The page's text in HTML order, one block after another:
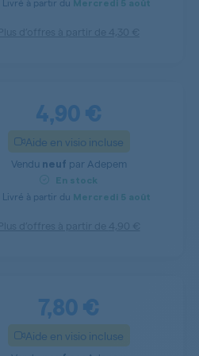
Livré à partir du Mercredi 5 août
4,90 €
Aide en visio incluse
Vendu neuf par Adepem
En stock
Livré à partir du Mercredi 5 août
7,80 €
Aide en visio incluse